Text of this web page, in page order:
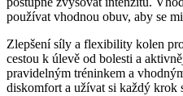
používat vhodnou obuv, aby se
Zlepšení síly a flexibility kolen
cestou k úlevě od bolesti a
pravidelným tréninkem a
diskomfort a užívat si každý krok